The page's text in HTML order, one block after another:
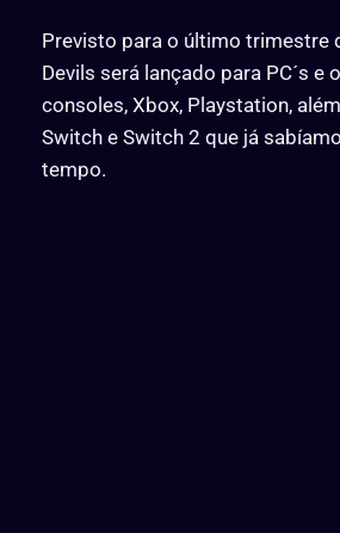
Previsto para o último trimestre
Devils será lançado para PC´s e
consoles, Xbox, Playstation,
Switch e Switch 2 que já
tempo.